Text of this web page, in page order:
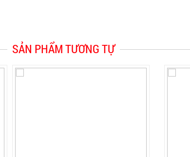
SẢN PHẨM TƯƠNG TỰ